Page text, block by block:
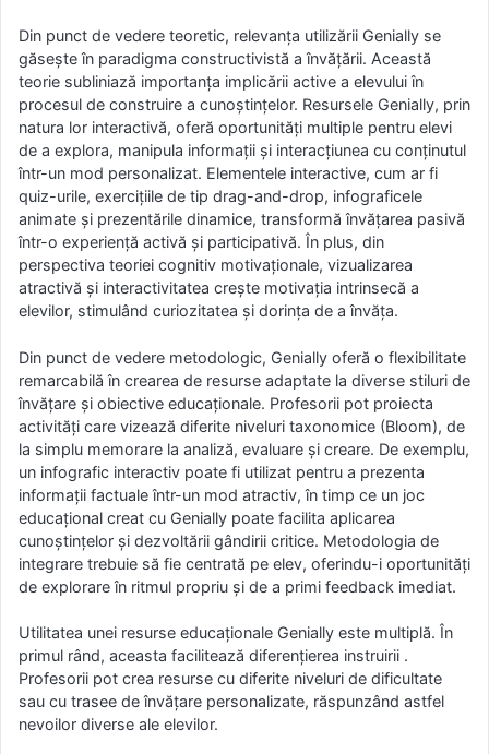
Din punct de vedere teoretic, relevanța utilizării Genially se
găsește în paradigma constructivistă a învățării. Această
teorie subliniază importanța implicării active a elevului în
procesul de construire a cunoștințelor. Resursele Genially, prin
natura lor interactivă, oferă oportunități multiple pentru elevi
de a explora, manipula informații și interacțiunea cu conținutul
într-un mod personalizat. Elementele interactive, cum ar fi
quiz-urile, exercițiile de tip drag-and-drop, infograficele
animate și prezentările dinamice, transformă învățarea pasivă
într-o experiență activă și participativă. În plus, din
perspectiva teoriei cognitiv motivaționale, vizualizarea
atractivă și interactivitatea crește motivația intrinsecă a
elevilor, stimulând curiozitatea și dorința de a învăța.
Din punct de vedere metodologic, Genially oferă o flexibilitate
remarcabilă în crearea de resurse adaptate la diverse stiluri de
învățare și obiective educaționale. Profesorii pot proiecta
activități care vizează diferite niveluri taxonomice (Bloom), de
la simplu memorare la analiză, evaluare și creare. De exemplu,
un infografic interactiv poate fi utilizat pentru a prezenta
informații factuale într-un mod atractiv, în timp ce un joc
educațional creat cu Genially poate facilita aplicarea
cunoștințelor și dezvoltării gândirii critice. Metodologia de
integrare trebuie să fie centrată pe elev, oferindu-i oportunități
de explorare în ritmul propriu și de a primi feedback imediat.
Utilitatea unei resurse educaționale Genially este multiplă. În
primul rând, aceasta facilitează diferențierea instruirii .
Profesorii pot crea resurse cu diferite niveluri de dificultate
sau cu trasee de învățare personalizate, răspunzând astfel
nevoilor diverse ale elevilor.